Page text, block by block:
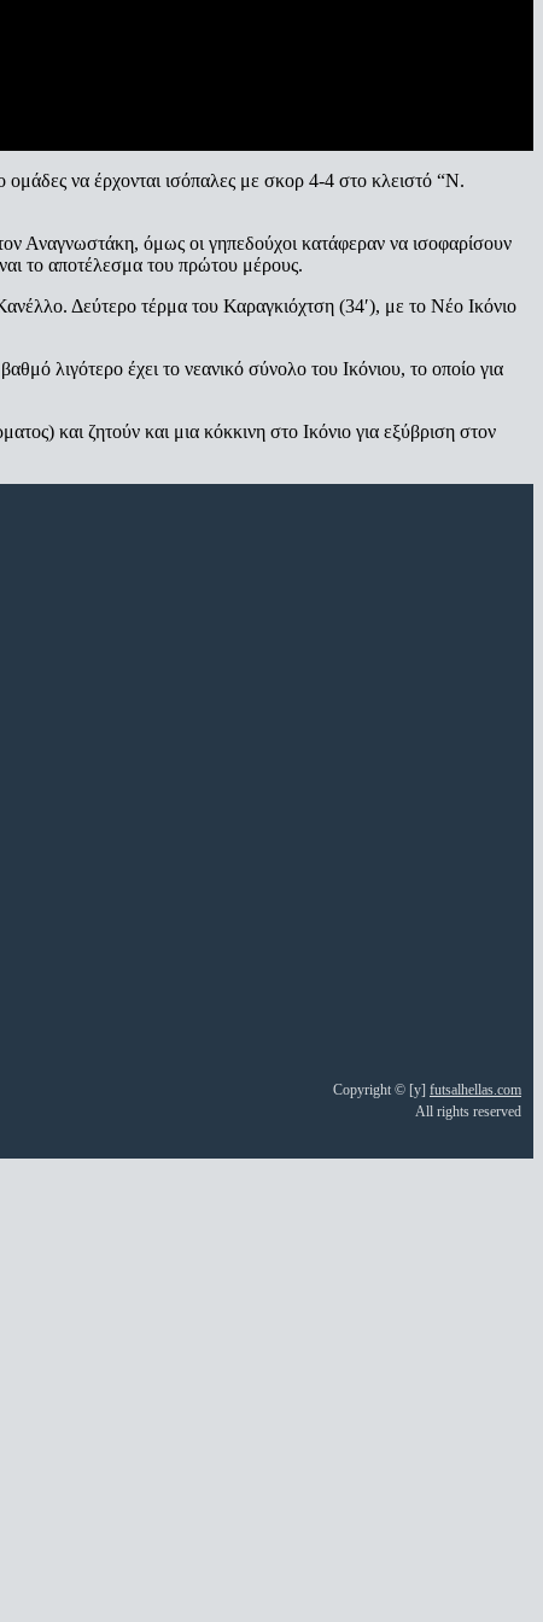
να έρχονται ισόπαλες με σκορ 4-4 στο κλειστό “Ν.
Αναγνωστάκη, όμως οι γηπεδούχοι κατάφεραν να ισοφαρίσουν
το αποτέλεσμα του πρώτου μέρους.
Δεύτερο τέρμα του Καραγκιόχτση (34′), με το Νέο Ικόνιο
λιγότερο έχει το νεανικό σύνολο του Ικόνιου, το οποίο για
και ζητούν και μια κόκκινη στο Ικόνιο για εξύβριση στον
Copyright © [y] futsalhellas.com
All rights reserved